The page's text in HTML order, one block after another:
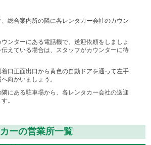
総合案内所の隣に各レンタカー会社のカウン
ンターにある電話機で、送迎依頼をしましょ
えている場合は、スタッフがカウンターに待
口正面出口から黄色の自動ドアを通って左手
向かいましょう。
にある駐車場から、各レンタカー会社の送迎
。
ーの営業所一覧